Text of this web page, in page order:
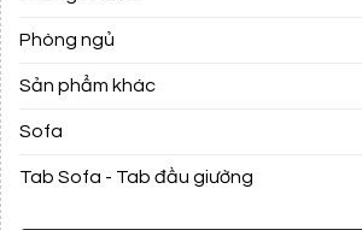
Phòng ngủ
Sản phẩm khác
Sofa
Tab Sofa - Tab đầu giường